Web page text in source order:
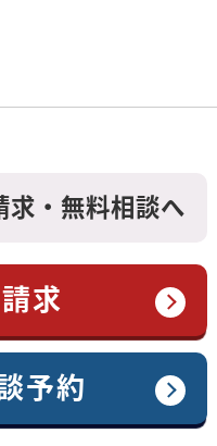
求・無料相談へ
求
予約